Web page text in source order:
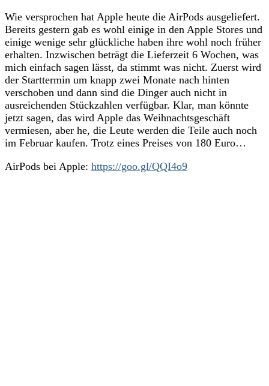
Wie versprochen hat Apple heute die AirPods ausgeliefert.
Bereits gestern gab es wohl einige in den Apple Stores und
einige wenige sehr glückliche haben ihre wohl noch früher
erhalten. Inzwischen beträgt die Lieferzeit 6 Wochen, was
mich einfach sagen lässt, da stimmt was nicht. Zuerst wird
der Starttermin um knapp zwei Monate nach hinten
verschoben und dann sind die Dinger auch nicht in
ausreichenden Stückzahlen verfügbar. Klar, man könnte
jetzt sagen, das wird Apple das Weihnachtsgeschäft
vermiesen, aber he, die Leute werden die Teile auch noch
im Februar kaufen. Trotz eines Preises von 180 Euro…
AirPods bei Apple: https://goo.gl/QQI4o9